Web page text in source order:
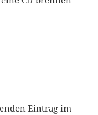
Eintrag im